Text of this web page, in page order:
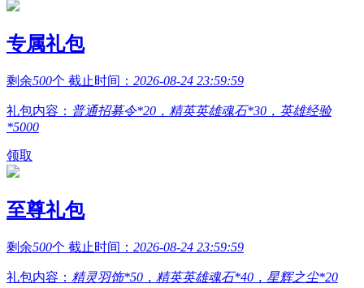
专属礼包
剩余500个 截止时间： 2026-08-24 23:59:59
礼包内容： 普通招募令*20，精英英雄魂石*30，英雄经验
*5000
领取
至尊礼包
剩余500个 截止时间： 2026-08-24 23:59:59
礼包内容： 精灵羽饰*50，精英英雄魂石*40，星辉之尘*20